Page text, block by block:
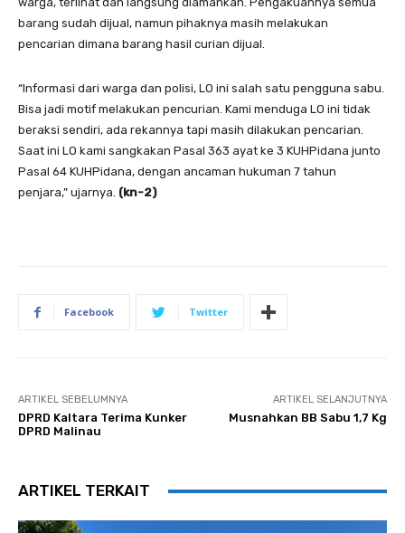
barang sudah dijual, namun pihaknya masih melakukan
pencarian dimana barang hasil curian dijual.
“Informasi dari warga dan polisi, LO ini salah satu pengguna sabu.
Bisa jadi motif melakukan pencurian. Kami menduga LO ini tidak
beraksi sendiri, ada rekannya tapi masih dilakukan pencarian.
Saat ini LO kami sangkakan Pasal 363 ayat ke 3 KUHPidana junto
Pasal 64 KUHPidana, dengan ancaman hukuman 7 tahun
penjara,” ujarnya. (kn-2)
Facebook Twitter
ARTIKEL SEBELUMNYA
DPRD Kaltara Terima Kunker
DPRD Malinau
ARTIKEL SELANJUTNYA
Musnahkan BB Sabu 1,7 Kg
ARTIKEL TERKAIT